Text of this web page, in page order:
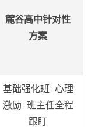
麓谷高中针对性
方案
基础强化班+心理
激励+班主任全程
跟盯